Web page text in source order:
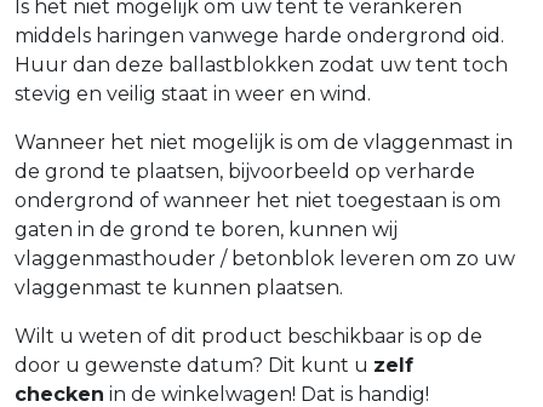
Is het niet mogelijk om uw tent te verankeren
middels haringen vanwege harde ondergrond oid.
Huur dan deze ballastblokken zodat uw tent toch
stevig en veilig staat in weer en wind.
Wanneer het niet mogelijk is om de vlaggenmast in
de grond te plaatsen, bijvoorbeeld op verharde
ondergrond of wanneer het niet toegestaan is om
gaten in de grond te boren, kunnen wij
vlaggenmasthouder / betonblok leveren om zo uw
vlaggenmast te kunnen plaatsen.
Wilt u weten of dit product beschikbaar is op de
door u gewenste datum? Dit kunt u zelf
checken in de winkelwagen! Dat is handig!